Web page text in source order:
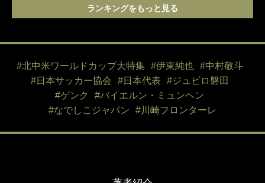
ランキングをもっと見る
#北中米ワールドカップ大特集 #伊東純也
#中村敬斗
#日本サッカー協会
#日本代表
#ジュビロ磐田
#ゲンク
#バイエルン・ミュンヘン
#なでしこジャパン
#川崎フロンターレ